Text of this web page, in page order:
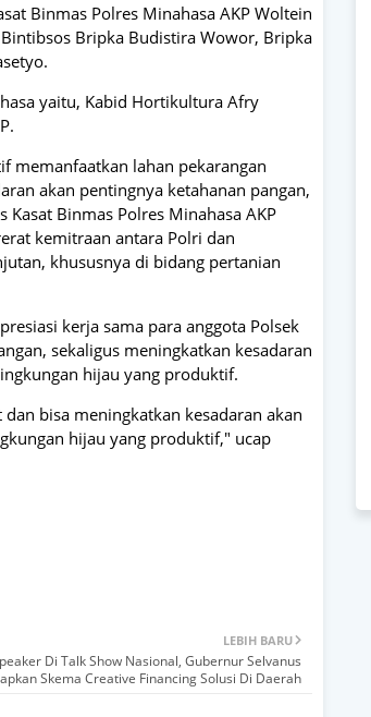
Binmas Polres Minahasa AKP Woltein
Bripka Budistira Wowor, Bripka
yaitu, Kabid Hortikultura Afry
memanfaatkan lahan pekarangan
akan pentingnya ketahanan pangan,
Binmas Polres Minahasa AKP
kemitraan antara Polri dan
khususnya di bidang pertanian
kerja sama para anggota Polsek
sekaligus meningkatkan kesadaran
hijau yang produktif.
bisa meningkatkan kesadaran akan
hijau yang produktif," ucap
LEBIH BARU
Di Talk Show Nasional, Gubernur Selvanus
Skema Creative Financing Solusi Di Daerah